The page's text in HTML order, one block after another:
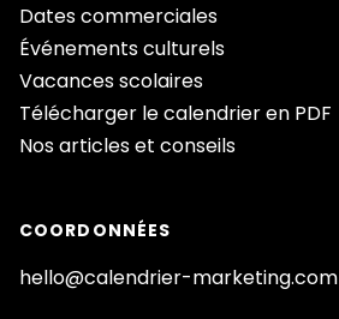
Dates commerciales
Événements culturels
Vacances scolaires
Télécharger le calendrier en PDF
Nos articles et conseils
COORDONNÉES
hello@calendrier-marketing.com